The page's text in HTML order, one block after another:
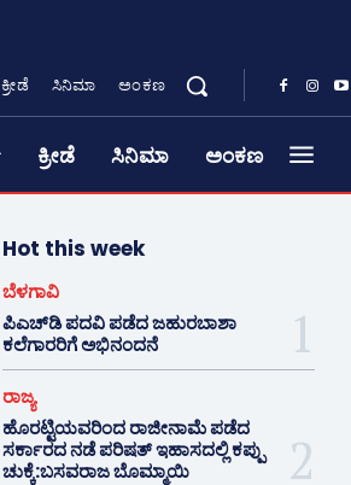
ಕ್ರೀಡೆ ಸಿನಿಮಾ ಅಂಕಣ
ಕ್ರೀಡೆ ಸಿನಿಮಾ ಅಂಕಣ
Hot this week
ಬೆಳಗಾವಿ
ಪಿಎಚ್‌ಡಿ ಪದವಿ ಪಡೆದ ಜಹುರಬಾಶಾ
ಕಲೆಗಾರರಿಗೆ ಅಭಿನಂದನೆ
ರಾಜ್ಯ
ಹೊರಟ್ಟಿಯವರಿಂದ ರಾಜೀನಾಮೆ ಪಡೆದ
ಸರ್ಕಾರದ ನಡೆ ಪರಿಷತ್ ಇಹಾಸದಲ್ಲಿ ಕಪ್ಪು
ಚುಕ್ಕೆ:ಬಸವರಾಜ ಬೊಮ್ಮಾಯಿ